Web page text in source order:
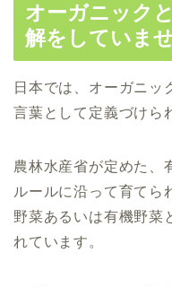
オーガニック
解をしていま
日本では、オーガニッ
言葉として定義づけら
農林水産省が定めた、
ルールに沿って育てら
野菜あるいは有機野菜
れています。